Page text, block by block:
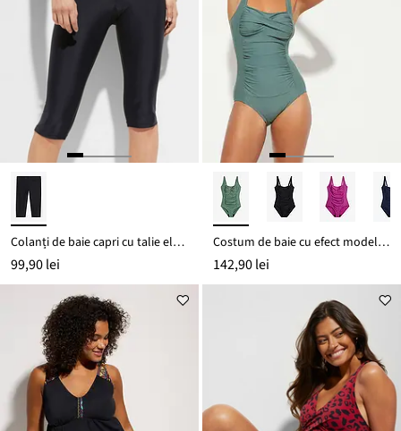
Colanți de baie capri cu talie elastică
99,90 lei
Costum de baie cu efect modelator mediu, cu aspect petrecut
142,90 lei